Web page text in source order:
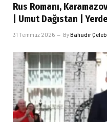
Rus Romanı,
| Umut Dağıstan |
31 Temmuz 2026 ByBahadır